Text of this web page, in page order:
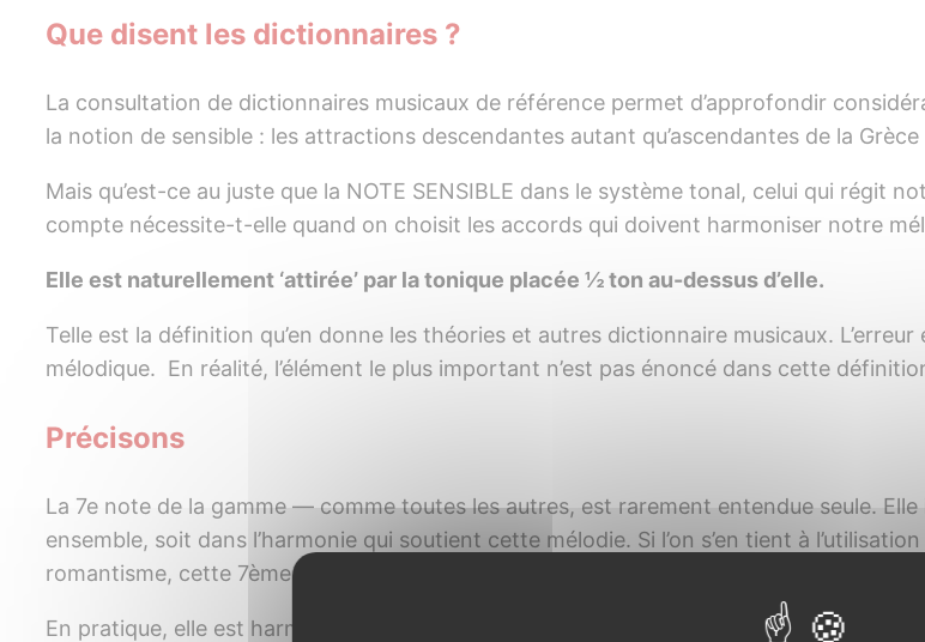
Que disent les dictionnaires ?
La consultation de dictionnaires musicaux de référence permet d’approfondir
la notion de sensible : les attractions descendantes autant qu’ascendantes de la
Mais qu’est-ce au juste que la NOTE SENSIBLE dans le système tonal, celui qui régit
compte nécessite-t-elle quand on choisit les accords qui doivent harmoniser notre
Elle est naturellement ‘attirée’ par la tonique placée ½ ton au-dessus d’elle.
Telle est la définition qu’en donne les théories et autres dictionnaire musicaux.
mélodique. En réalité, l’élément le plus important n’est pas énoncé dans cette
Précisons
La 7e note de la gamme — comme toutes les autres, est rarement entendue seule.
ensemble, soit dans l’harmonie qui soutient cette mélodie. Si l’on s’en tient à
romantisme, cette 7ème note de la gamme peut, théoriquement appartenir en
En pratique, elle est harmonisable de façon basique